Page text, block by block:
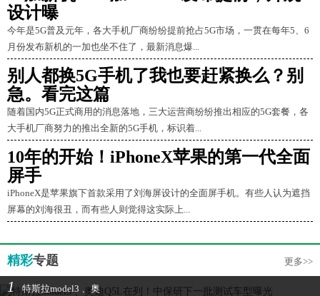
设计曝
今年是5G普及元年，各大手机厂商纷纷提前抢占5G市场，一贯在每年5、6
月份发布新机的一加也坐不住了，最新消息爆...
别人都换5G手机了我也要赶紧换么？别
急。看完这篇
随着国内5G正式商用的消息落地，三大运营商纷纷推出相应的5G套餐，各
大手机厂商努力的推出全新的5G手机，标识着...
10年的开始！iPhoneX苹果的第一代全面
屏手
iPhoneX是苹果旗下首款采用了刘海屏设计的全面屏手机。有些人认为遮挡
屏幕的刘海很丑，而有些人则觉得这实际上...
精彩专题 更多>>
1 特斯拉model3 、奥